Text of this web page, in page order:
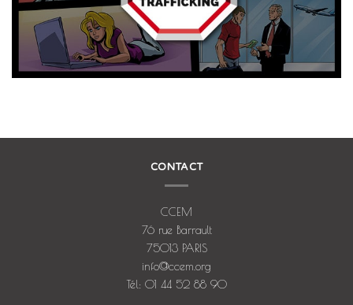
CONTACT
CCEM
76 rue Barrault
75013 PARIS
info@ccem.org
Tél: 01 44 52 88 90